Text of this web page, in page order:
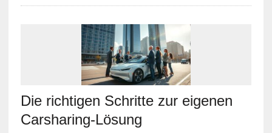
Die richtigen Schritte zur eigenen
Carsharing-Lösung